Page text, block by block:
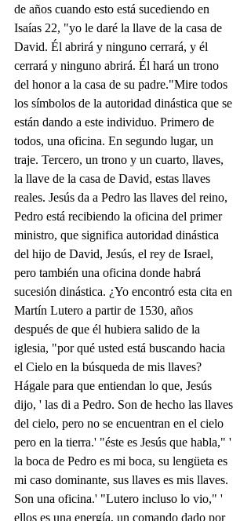
de años cuando esto está sucediendo en
Isaías 22, "yo le daré la llave de la casa de
David. Él abrirá y ninguno cerrará, y él
cerrará y ninguno abrirá. Él hará un trono
del honor a la casa de su padre."Mire todos
los símbolos de la autoridad dinástica que se
están dando a este individuo. Primero de
todos, una oficina. En segundo lugar, un
traje. Tercero, un trono y un cuarto, llaves,
la llave de la casa de David, estas llaves
reales. Jesús da a Pedro las llaves del reino,
Pedro está recibiendo la oficina del primer
ministro, que significa autoridad dinástica
del hijo de David, Jesús, el rey de Israel,
pero también una oficina donde habrá
sucesión dinástica. ¿Yo encontró esta cita en
Martín Lutero a partir de 1530, años
después de que él hubiera salido de la
iglesia, "por qué usted está buscando hacia
el Cielo en la búsqueda de mis llaves?
Hágale para que entiendan lo que, Jesús
dijo, ' las di a Pedro. Son de hecho las llaves
del cielo, pero no se encuentran en el cielo
pero en la tierra.' "éste es Jesús que habla," '
la boca de Pedro es mi boca, su lengüeta es
mi caso dominante, sus llaves es mis llaves.
Son una oficina.' "Lutero incluso lo vio," '
ellos es una energía, un comando dado por